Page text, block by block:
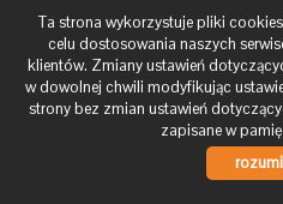
Ta strona wykorzystuje pliki
celu dostosowania naszych
klientów. Zmiany ustawień
w dowolnej chwili modyfikując
strony bez zmian ustawień
zapisane w